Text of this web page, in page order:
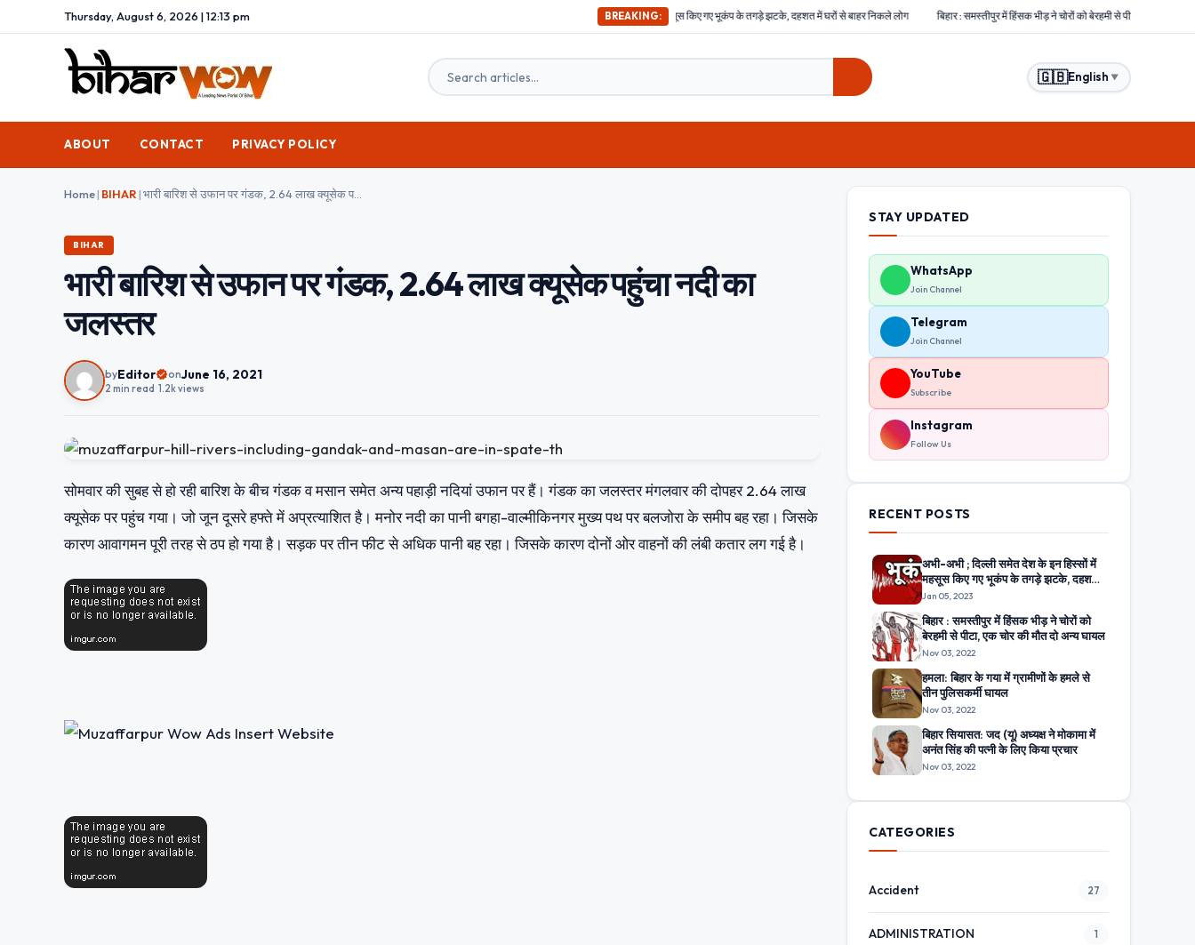
Thursday, August 6, 2026 | 12:13 pm BREAKING:
अभी-अभी ; दिल्ली समेत देश के इन हिस्सों में महसूस किए गए भूकंप के तगड़े झटके, दहशत में घरों से बाहर निकले लोग बिहार : समस्तीपुर में हिंसक भीड़ ने चोरों को बेरहमी से पीटा, एक चोर की मौत दो अन्य घायल
🇬🇧English ▼
ABOUT CONTACT PRIVACY POLICY
Home| BIHAR| भारी बारिश से उफान पर गंडक, 2.64 लाख क्यूसेक पहुंचा नदी का जलस्तर
BIHAR
भारी बारिश से उफान पर गंडक, 2.64 लाख क्यूसेक पहुंचा नदी का
जलस्तर
byEditor onJune 16, 2021
2 min read 1.2k views
सोमवार की सुबह से हो रही बारिश के बीच गंडक व मसान समेत अन्य पहाड़ी नदियां उफान पर हैं। गंडक का जलस्तर मंगलवार की दोपहर 2.64 लाख
क्यूसेक पर पहुंच गया। जो जून दूसरे हफ्ते में अप्रत्याशित है। मनोर नदी का पानी बगहा-वाल्मीकिनगर मुख्य पथ पर बलजोरा के समीप बह रहा। जिसके
कारण आवागमन पूरी तरह से ठप हो गया है। सड़क पर तीन फीट से अधिक पानी बह रहा। जिसके कारण दोनों ओर वाहनों की लंबी कतार लग गई है।
STAY UPDATED
WhatsApp
Join Channel
Telegram
Join Channel
YouTube
Subscribe
Instagram
Follow Us
RECENT POSTS
अभी-अभी ; दिल्ली समेत देश के इन हिस्सों में
महसूस किए गए भूकंप के तगड़े झटके, दहशत
में घरों से बाहर निकले लोग
Jan 05, 2023
बिहार : समस्तीपुर में हिंसक भीड़ ने चोरों को
बेरहमी से पीटा, एक चोर की मौत दो अन्य घायल
Nov 03, 2022
हमला: बिहार के गया में ग्रामीणों के हमले से
तीन पुलिसकर्मी घायल
Nov 03, 2022
बिहार सियासत: जद (यू) अध्यक्ष ने मोकामा में
अनंत सिंह की पत्नी के लिए किया प्रचार
Nov 03, 2022
CATEGORIES
Accident 27
ADMINISTRATION 1